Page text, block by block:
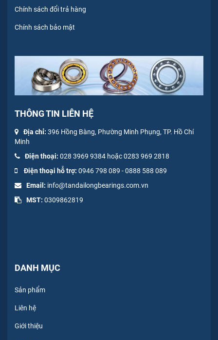
Chính sách đổi trả hàng
Chính sách bảo mật
THÔNG TIN LIÊN HỆ
Địa chỉ: 396 Hồng Bàng, Phường Minh Phụng, TP. Hồ Chí
Minh
Điện thoại: 028 3969 9384 hoặc 0283 969 2818
Điện thoại hỗ trợ: 0946 798 089 -0888 588 089
Email: info@tandailongbearings.com.vn
MST: 0309862819
DANH MỤC
Sản phẩm
Liên hệ
Giới thiệu